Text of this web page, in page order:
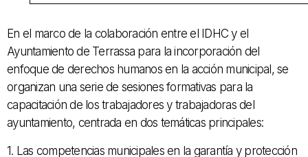
En el marco de la colaboración entre el IDHC y el
Ayuntamiento de Terrassa para la incorporación del
enfoque de derechos humanos en la acción municipal, se
organizan una serie de sesiones formativas para la
capacitación de los trabajadores y trabajadoras del
ayuntamiento, centrada en dos temáticas principales:
1. Las competencias municipales en la garantía y protección